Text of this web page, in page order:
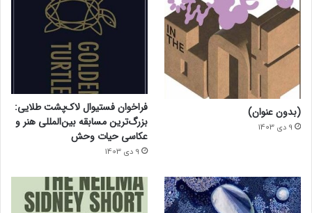
(بدون عنوان)
9 دی 1403
فراخوان فستیوال لاک‌پشت طلایی:
بزرگ‌ترین مسابقه بین‌المللی هنر و
عکاسی حیات وحش
9 دی 1403